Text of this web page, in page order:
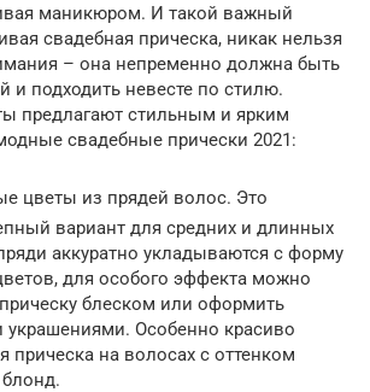
маникюром. И такой важный
свадебная прическа, никак нельзя
– она непременно должна быть
и подходить невесте по стилю.
предлагают стильным и ярким
свадебные прически 2021:
цветы из прядей волос. Это
вариант для средних и длинных
аккуратно укладываются с форму
для особого эффекта можно
блеском или оформить
Особенно красиво
прическа на волосах с оттенком